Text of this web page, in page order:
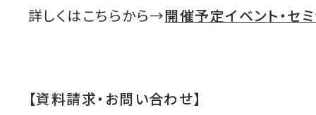
詳しくはこちらから→開催予定イベント・セ
【資料請求・お問い合わせ】